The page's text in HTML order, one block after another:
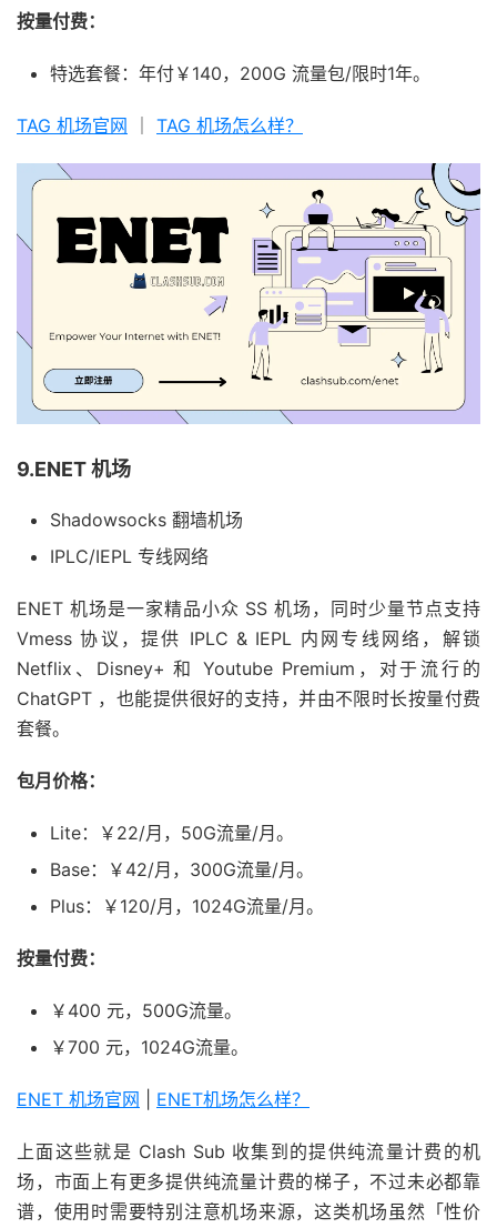
按量付费：
特选套餐：年付￥140，200G 流量包/限时1年。
TAG 机场官网 TAG 机场怎么样？
9.ENET 机场
Shadowsocks 翻墙机场
IPLC/IEPL 专线网络
ENET 机场是一家精品小众 SS 机场，同时少量节点支持
Vmess 协议，提供 IPLC & IEPL 内网专线网络，解锁
Netflix、Disney+ 和 Youtube Premium，对于流行的
ChatGPT ，也能提供很好的支持，并由不限时长按量付费
套餐。
包月价格：
Lite：￥22/月，50G流量/月。
Base：￥42/月，300G流量/月。
Plus：￥120/月，1024G流量/月。
按量付费：
￥400 元，500G流量。
￥700 元，1024G流量。
ENET 机场官网 ENET机场怎么样？
上面这些就是 Clash Sub 收集到的提供纯流量计费的机
场，市面上有更多提供纯流量计费的梯子，不过未必都靠
谱，使用时需要特别注意机场来源，这类机场虽然「性价